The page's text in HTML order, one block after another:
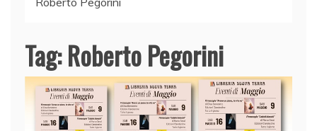
Tag:Roberto Pegorini